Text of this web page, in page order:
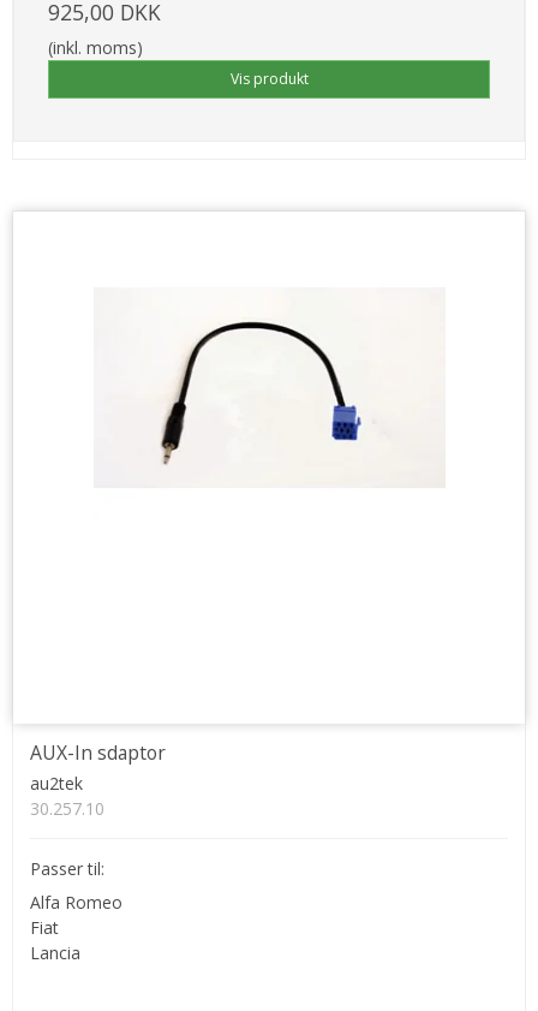
925,00 DKK
(inkl. moms)
Vis produkt
AUX-In sdaptor
au2tek
30.257.10
Passer til:
Alfa Romeo
Fiat
Lancia